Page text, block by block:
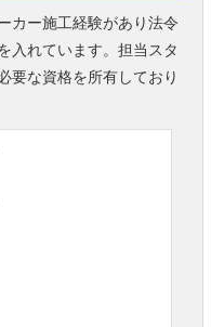
カー施工経験があり法令
入れています。担当スタ
要な資格を所有しており